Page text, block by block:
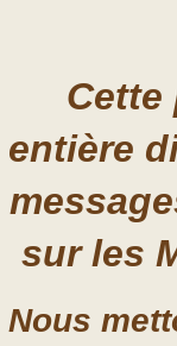
Cette
entière
sur les
Nous